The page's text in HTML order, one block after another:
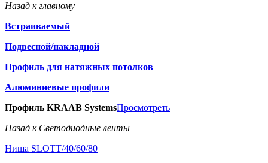
Назад к главному
Встраиваемый
Подвесной/накладной
Профиль для натяжных потолков
Алюминиевые профили
Профиль KRAAB SystemsПросмотреть
Назад к Светодиодные ленты
Ниша SLOTT/40/60/80